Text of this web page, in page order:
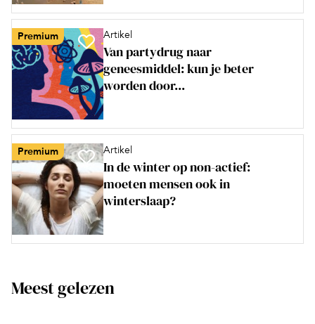
Premium Artikel
Van partydrug naar
geneesmiddel: kun je beter
worden door...
Premium Artikel
In de winter op non-actief:
moeten mensen ook in
winterslaap?
Meest gelezen